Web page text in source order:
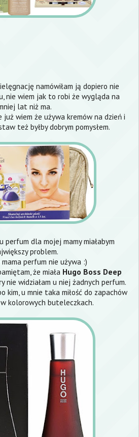
namówiłam ją dopiero nie
nie wiem jak to robi że wygląda na
lat niż ma.
już wiem że używa kremów na dzień i
też byłby dobrym pomysłem.
perfum dla mojej mamy miałabym
problem.
perfum nie używa :)
że miała Hugo Boss Deep
nie widziałam u niej żadnych perfum.
kim, u mnie taka miłość do zapachów
kolorowych buteleczkach.